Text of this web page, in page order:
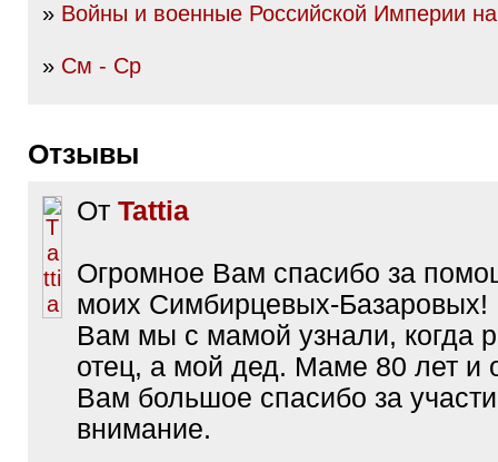
» Войны и военные Российской Империи
» См - Ср
Отзывы
От Tattia
Огромное Вам спасибо за
моих Симбирцевых-Базаровых!
Вам мы с мамой узнали, когда
отец, а мой дед. Маме 80 лет и
Вам большое спасибо за
внимание.